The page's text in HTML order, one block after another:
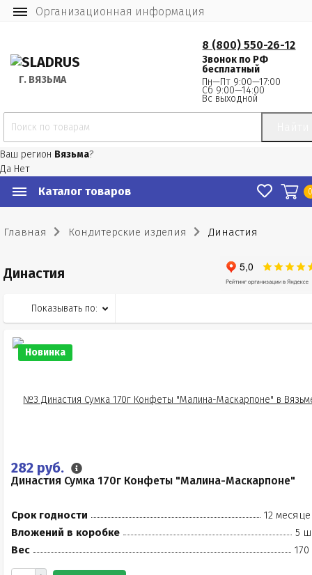
Организационная информация
Г. ВЯЗЬМА
8 (800) 550-26-12
Звонок по РФ
бесплатный
Пн—Пт 9:00—17:00
Сб 9:00—14:00
Вс выходной
Ваш регион Вязьма?
Да Нет
Каталог товаров
Главная Кондитерские изделия Династия
Династия
Показывать по:
Новинка
282 руб.
Династия Сумка 170г Конфеты "Малина-Маскарпоне"
Срок годности
12
Вложений в коробке
5
Вес
170